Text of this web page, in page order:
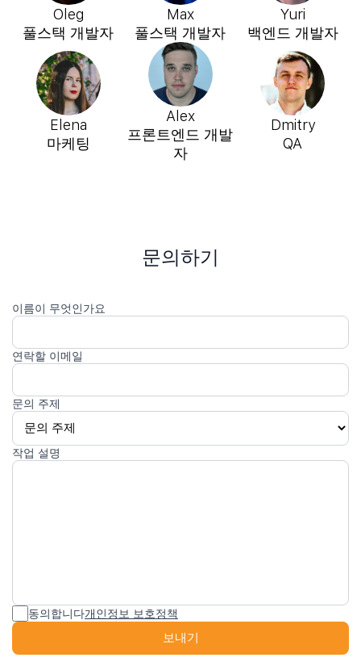
Oleg
풀스택 개발자
Max
풀스택 개발자
Yuri
백엔드 개발자
Elena
마케팅
Alex
프론트엔드 개발
자
Dmitry
QA
문의하기
이름이 무엇인가요
연락할 이메일
문의 주제
작업 설명
동의합니다개인정보 보호정책
보내기